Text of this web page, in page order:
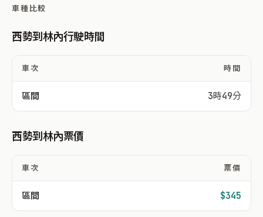
車種比較
西勢到林內行駛時間
車次 時間
區間 3時49分
西勢到林內票價
車次 票價
區間 $345